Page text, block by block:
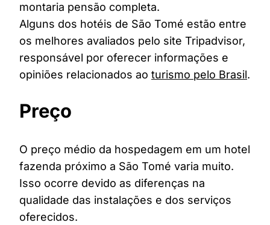
montaria pensão completa.
Alguns dos hotéis de São Tomé estão entre
os melhores avaliados pelo site Tripadvisor,
responsável por oferecer informações e
opiniões relacionados ao turismo pelo Brasil.
Preço
O preço médio da hospedagem em um hotel
fazenda próximo a São Tomé varia muito.
Isso ocorre devido as diferenças na
qualidade das instalações e dos serviços
oferecidos.